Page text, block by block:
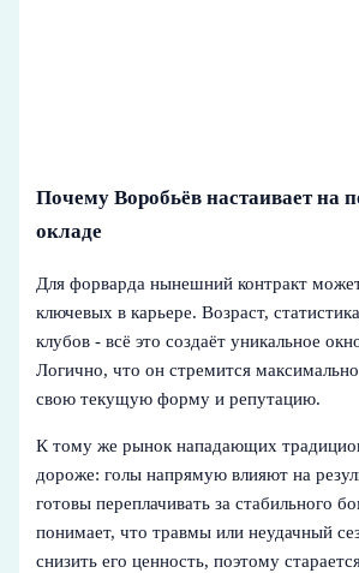
Почему Воробьёв настаивает на
окладе
Для форварда нынешний контракт
ключевых в карьере. Возраст,
клубов - всё это создаёт уникальное
Логично, что он стремится
свою текущую форму и репутацию.
К тому же рынок нападающих
дороже: голы напрямую влияют на
готовы переплачивать за стабильного
понимает, что травмы или неудачный
снизить его ценность, поэтому